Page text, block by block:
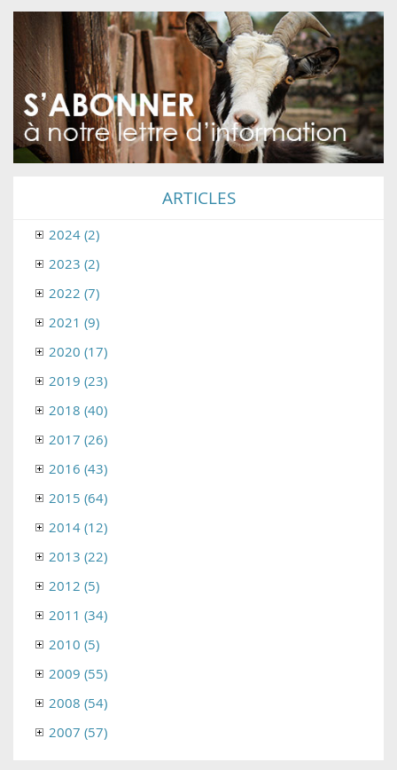
ARTICLES
2024 (2)
2023 (2)
2022 (7)
2021 (9)
2020 (17)
2019 (23)
2018 (40)
2017 (26)
2016 (43)
2015 (64)
2014 (12)
2013 (22)
2012 (5)
2011 (34)
2010 (5)
2009 (55)
2008 (54)
2007 (57)